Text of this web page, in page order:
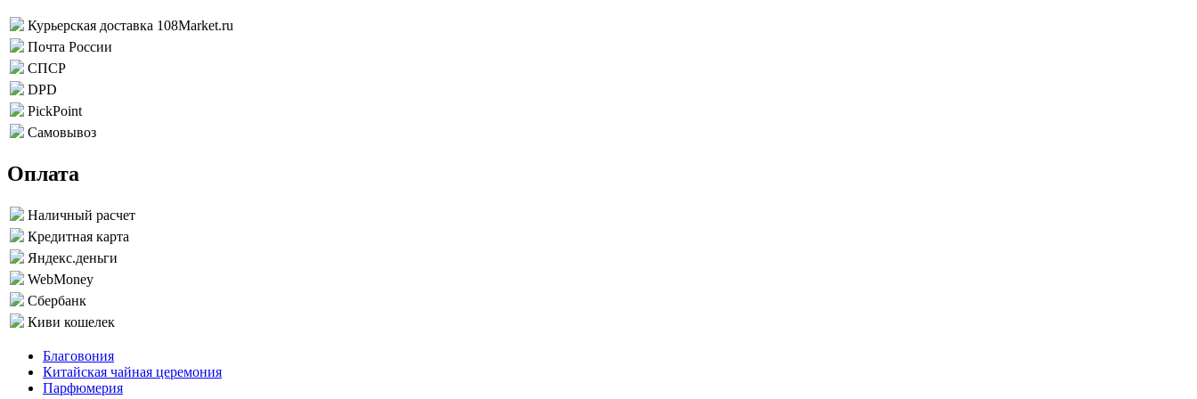
Курьерская доставка 108Market.ru
Почта России
СПСР
DPD
PickPoint
Самовывоз
Оплата
Наличный расчет
Кредитная карта
Яндекс.деньги
WebMoney
Сбербанк
Киви кошелек
Благовония
Китайская чайная церемония
Парфюмерия